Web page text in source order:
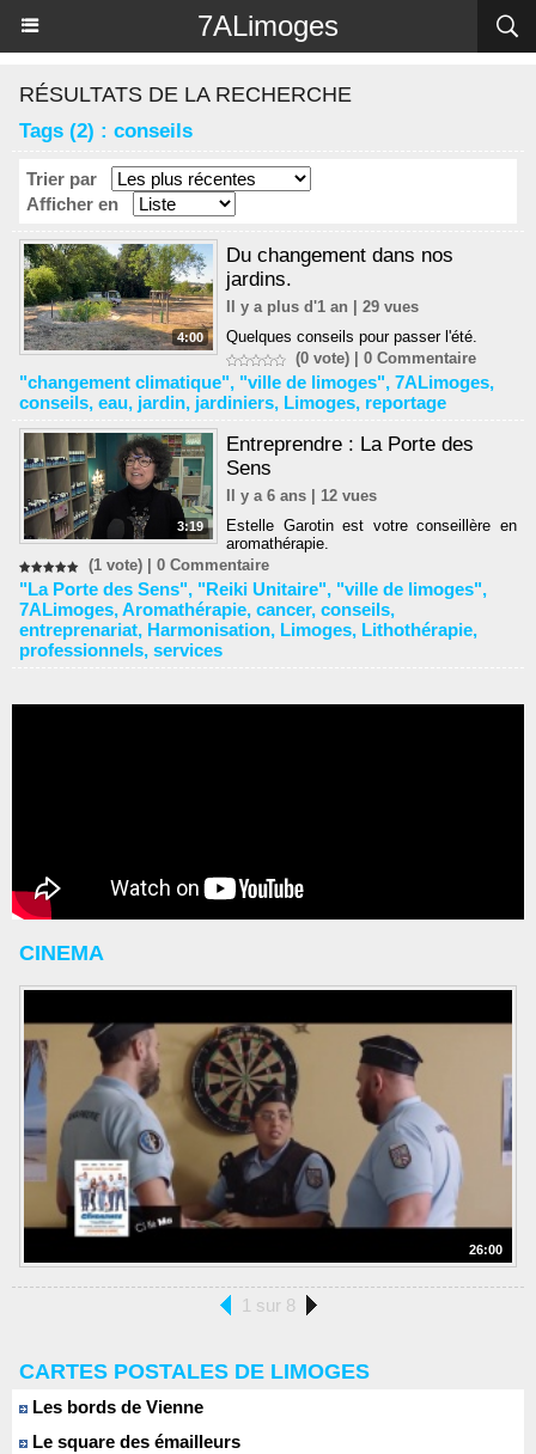
7ALimoges
RÉSULTATS DE LA RECHERCHE
Tags (2) : conseils
Trier par
Afficher en
4:00
Du changement dans nos
jardins.
Il y a plus d'1 an | 29 vues
Quelques conseils pour passer l'été.
(0 vote) |0 Commentaire
"changement climatique", "ville de limoges", 7ALimoges,
conseils, eau, jardin, jardiniers, Limoges, reportage
3:19
Entreprendre : La Porte des
Sens
Il y a 6 ans | 12 vues
Estelle Garotin est votre conseillère en
aromathérapie.
(1 vote) | 0 Commentaire
"La Porte des Sens", "Reiki Unitaire", "ville de limoges",
7ALimoges,Aromathérapie, cancer, conseils,
entreprenariat, Harmonisation, Limoges, Lithothérapie,
professionnels, services
CINEMA
26:00
1 sur 8
CARTES POSTALES DE LIMOGES
Les bords de Vienne
Le square des émailleurs